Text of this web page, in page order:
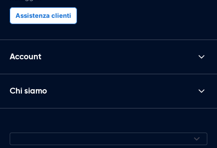
Assistenza clienti
Account
Chi siamo